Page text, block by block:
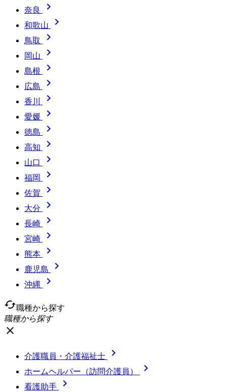
奈良 
和歌山 
鳥取 
岡山 
島根 
広島 
香川 
愛媛 
徳島 
高知 
山口 
福岡 
佐賀 
大分 
長崎 
宮崎 
熊本 
鹿児島 
沖縄

cached職種から探す
職種から探す
close
介護職員・介護福祉士 
ホームヘルパー（訪問介護員） 
看護助手 